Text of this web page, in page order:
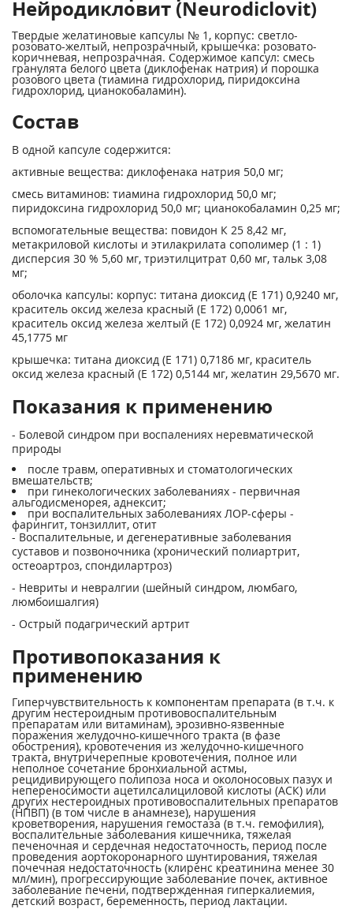
Нейродикловит (Neurodiclovit)
Твердые желатиновые капсулы № 1, корпус: светло-
розовато-желтый, непрозрачный, крышечка: розовато-
коричневая, непрозрачная. Содержимое капсул: смесь
гранулята белого цвета (диклофенак натрия) и порошка
розового цвета (тиамина гидрохлорид, пиридоксина
гидрохлорид, цианокобаламин).
Состав
В одной капсуле содержится:
активные вещества: диклофенака натрия 50,0 мг;
смесь витаминов: тиамина гидрохлорид 50,0 мг;
пиридоксина гидрохлорид 50,0 мг; цианокобаламин 0,25 мг;
вспомогательные вещества: повидон К 25 8,42 мг,
метакриловой кислоты и этилакрилата сополимер (1 : 1)
дисперсия 30 % 5,60 мг, триэтилцитрат 0,60 мг, тальк 3,08
мг;
оболочка капсулы: корпус: титана диоксид (Е 171) 0,9240 мг,
краситель оксид железа красный (Е 172) 0,0061 мг,
краситель оксид железа желтый (Е 172) 0,0924 мг, желатин
45,1775 мг
крышечка: титана диоксид (Е 171) 0,7186 мг, краситель
оксид железа красный (Е 172) 0,5144 мг, желатин 29,5670 мг.
Показания к применению
- Болевой синдром при воспалениях неревматической
природы
после травм, оперативных и стоматологических
вмешательств;
при гинекологических заболеваниях - первичная
альгодисменорея, аднексит;
при воспалительных заболеваниях ЛОР-сферы -
фарингит, тонзиллит, отит
- Воспалительные, и дегенеративные заболевания
суставов и позвоночника (хронический полиартрит,
остеоартроз, спондилартроз)
- Невриты и невралгии (шейный синдром, люмбаго,
люмбоишалгия)
- Острый подагрический артрит
Противопоказания к
применению
Гиперчувствительность к компонентам препарата (в т.ч. к
другим нестероидным противовоспалительным
препаратам или витаминам), эрозивно-язвенные
поражения желудочно-кишечного тракта (в фазе
обострения), кровотечения из желудочно-кишечного
тракта, внутричерепные кровотечения, полное или
неполное сочетание бронхиальной астмы,
рецидивирующего полипоза носа и околоносовых пазух и
непереносимости ацетилсалициловой кислоты (АСК) или
других нестероидных противовоспалительных препаратов
(НПВП) (в том числе в анамнезе), нарушения
кроветворения, нарушения гемостаза (в т.ч. гемофилия),
воспалительные заболевания кишечника, тяжелая
печеночная и сердечная недостаточность, период после
проведения аортокоронарного шунтирования, тяжелая
почечная недостаточность (клиренс креатинина менее 30
мл/мин), прогрессирующие заболевание почек, активное
заболевание печени, подтвержденная гиперкалиемия,
детский возраст, беременность, период лактации.